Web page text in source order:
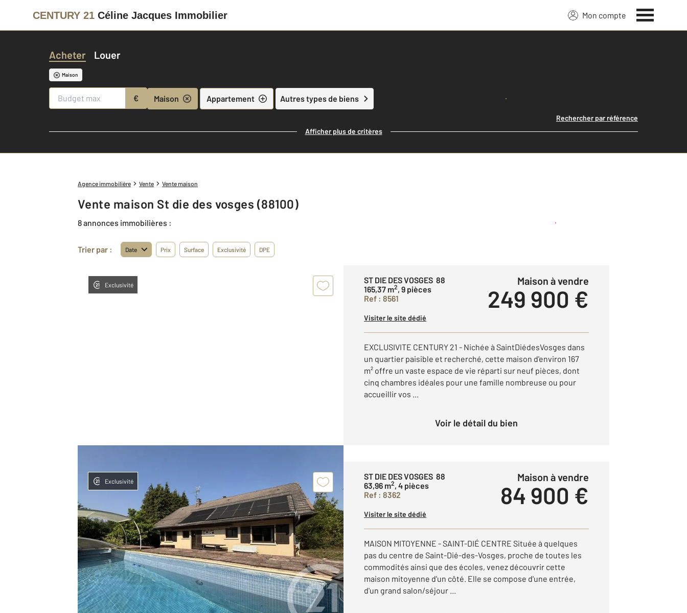
CENTURY 21 Céline Jacques Immobilier Mon compte
Acheter Louer
Maison
€ Maison Appartement Autres types de biens Lancer ma recherche
Rechercher par référence
Afficher plus de critères
Agence immobilière Vente Vente maison
Vente maison St die des vosges (88100)
8 annonces immobilières : Créer une alerte
Trier par : Date Prix Surface Exclusivité DPE
Exclusivité
ST DIE DES VOSGES 88
165,37 m2, 9 pièces
Ref : 8561
Maison à vendre
249 900 €
Visiter le site dédié
EXCLUSIVITE CENTURY 21 - Nichée à SaintDiédesVosges dans
un quartier paisible et recherché, cette maison d'environ 167
m² offre un vaste espace de vie réparti sur neuf pièces, dont
cinq chambres idéales pour une famille nombreuse ou pour
accueillir vos ...
Voir le détail du bien
Exclusivité
ST DIE DES VOSGES 88
63,96 m2, 4 pièces
Ref : 8362
Maison à vendre
84 900 €
Visiter le site dédié
MAISON MITOYENNE - SAINT-DIÉ CENTRE Située à quelques
pas du centre de Saint-Dié-des-Vosges, proche de toutes les
commodités ainsi que des écoles, venez découvrir cette
maison mitoyenne d'un côté. Elle se compose d'une entrée,
d'un grand salon/séjour ...